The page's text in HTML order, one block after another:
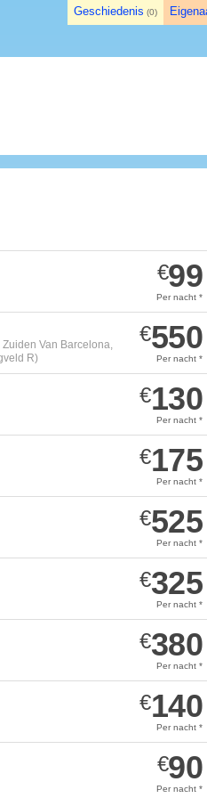
€99
Per nacht *
€550
Per nacht *
Van Barcelona,
R)
€130
Per nacht *
€175
Per nacht *
€525
Per nacht *
€325
Per nacht *
€380
Per nacht *
€140
Per nacht *
€90
Per nacht *
Geschiedenis (0)